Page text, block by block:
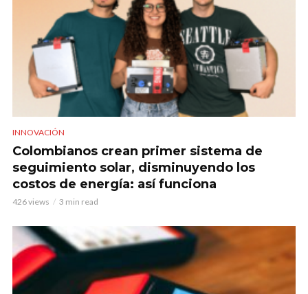
INNOVACIÓN
Colombianos crean primer sistema de
seguimiento solar, disminuyendo los
costos de energía: así funciona
426 views 3 min read